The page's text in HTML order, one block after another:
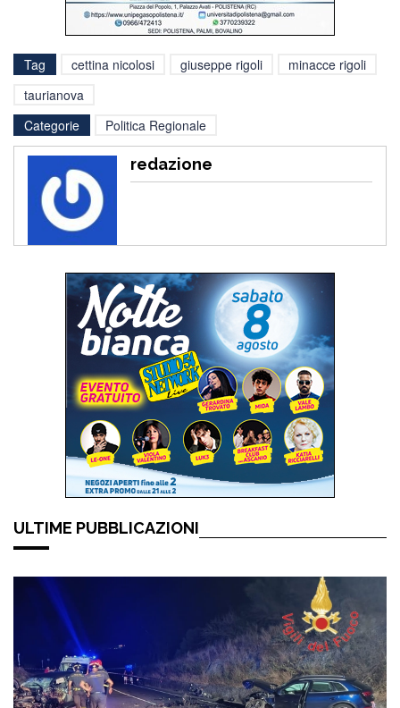
Tag cettina nicolosi giuseppe rigoli
minacce rigoli
taurianova
Categorie
Politica Regionale
redazione
ULTIME PUBBLICAZIONI